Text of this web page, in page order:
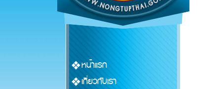
หน้าแรก
เกี่ยวกับเรา